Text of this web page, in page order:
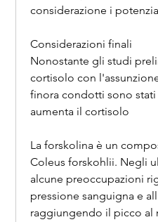
considerazione i
Considerazioni finali
Nonostante gli studi
cortisolo con
finora condotti sono
aumenta il cortisolo
La forskolina è un
Coleus forskohlii. Negli
alcune preoccupazioni
pressione sanguigna e
raggiungendo il picco al